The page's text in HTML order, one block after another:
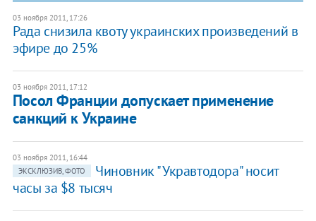
03 ноября 2011, 17:26
Рада снизила квоту украинских произведений в
эфире до 25%
03 ноября 2011, 17:12
Посол Франции допускает применение
санкций к Украине
03 ноября 2011, 16:44
ЭКСКЛЮЗИВ, ФОТО
Чиновник "Укравтодора" носит
часы за $8 тысяч